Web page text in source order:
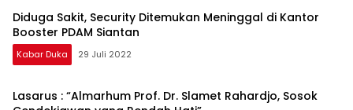
Diduga Sakit, Security Ditemukan Meninggal di Kantor
Booster PDAM Siantan
Kabar Duka 29 Juli 2022
Lasarus : “Almarhum Prof. Dr. Slamet Rahardjo, Sosok